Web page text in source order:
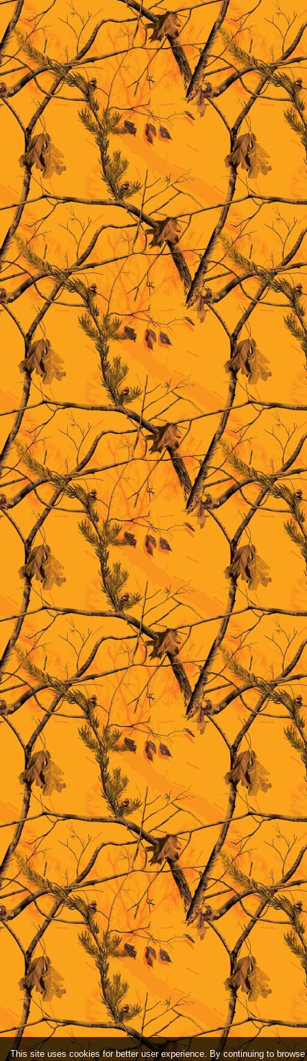
This site uses cookies for better user experience. By continuing to